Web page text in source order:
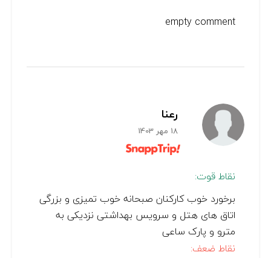
empty comment
رعنا
18 مهر 1403
نقاط قوت:
برخورد خوب کارکنان صبحانه خوب تمیزی و بزرگی
اتاق های هتل و سرویس بهداشتی نزدیکی به
مترو و پارک ساعی
نقاط ضعف: